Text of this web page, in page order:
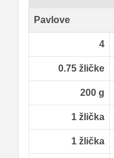
Pavlove
4
0.75 žličke
200 g
1 žlička
1 žlička